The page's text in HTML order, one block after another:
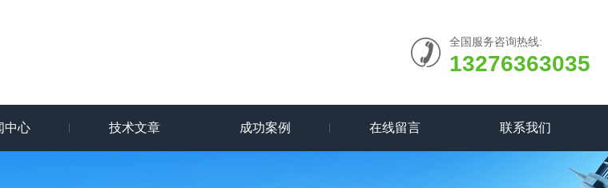
全国服务咨询热线:
13276363035
中心 技术文章 成功案例 在线留言 联系我们